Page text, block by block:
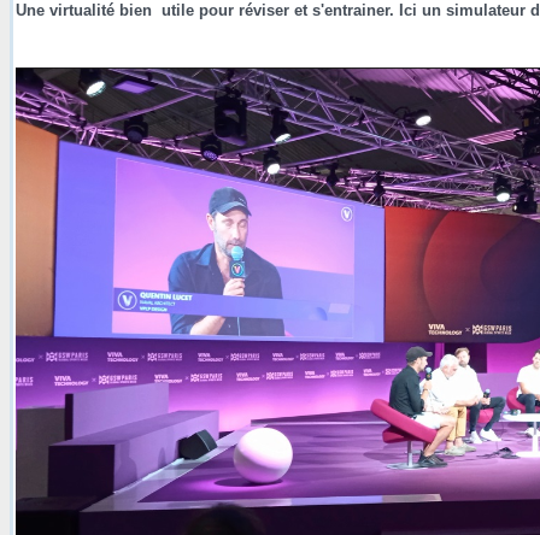
Une virtualité bien utile pour réviser et s'entrainer. Ici un simulateur